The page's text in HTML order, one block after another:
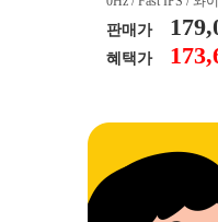
50nit / 1,000:1 / 헤
하) / 6kg / [색상영
5% / DCI-P3:91% /
판매가
혜택가